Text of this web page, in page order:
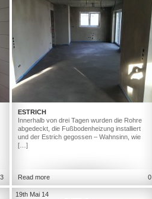
3
ESTRICH
Innerhalb von drei Tagen wurden die Rohre
abgedeckt, die Fußbodenheizung installiert
und der Estrich gegossen – Wahnsinn, wie
[…]
Read more 0
19th Mai 14